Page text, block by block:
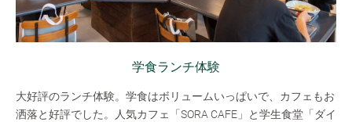
学食ランチ体験
大好評のランチ体験。学食はボリュームいっぱいで、カフェもお
洒落と好評でした。人気カフェ「SORA CAFE」と学生食堂「ダイ